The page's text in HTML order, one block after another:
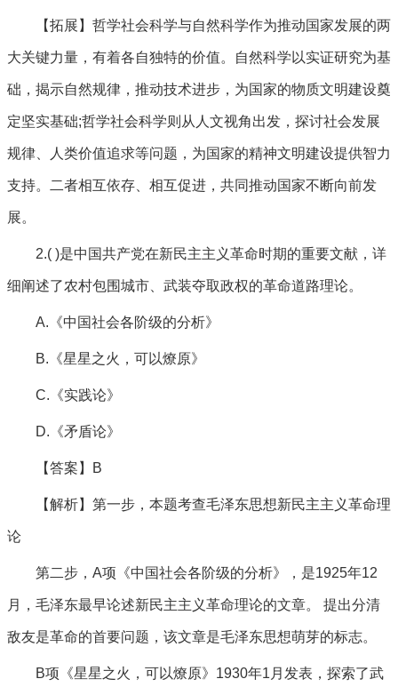
【拓展】哲学社会科学与自然科学作为推动国家发展的两
大关键力量，有着各自独特的价值。自然科学以实证研究为基
础，揭示自然规律，推动技术进步，为国家的物质文明建设奠
定坚实基础;哲学社会科学则从人文视角出发，探讨社会发展
规律、人类价值追求等问题，为国家的精神文明建设提供智力
支持。二者相互依存、相互促进，共同推动国家不断向前发
展。
2.( )是中国共产党在新民主主义革命时期的重要文献，详
细阐述了农村包围城市、武装夺取政权的革命道路理论。
A.《中国社会各阶级的分析》
B.《星星之火，可以燎原》
C.《实践论》
D.《矛盾论》
【答案】B
【解析】第一步，本题考查毛泽东思想新民主主义革命理
论
第二步，A项《中国社会各阶级的分析》，是1925年12
月，毛泽东最早论述新民主主义革命理论的文章。 提出分清
敌友是革命的首要问题，该文章是毛泽东思想萌芽的标志。
B项《星星之火，可以燎原》1930年1月发表，探索了武